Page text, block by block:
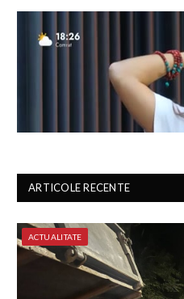
ARTICOLE RECENTE
ACTUALITATE